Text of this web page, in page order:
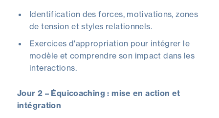
Identification des forces, motivations, zones
de tension et styles relationnels.
Exercices d'appropriation pour intégrer le
modèle et comprendre son impact dans les
interactions.
Jour 2 – Équicoaching : mise en action et
intégration